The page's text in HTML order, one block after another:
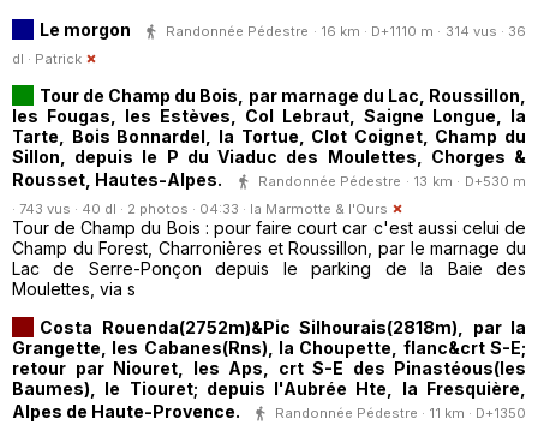
Le morgon
Randonnée Pédestre · 16 km · D+1110 m · 314 vus · 36
dl · Patrick
Tour de Champ du Bois, par marnage du Lac, Roussillon,
les Fougas, les Estèves, Col Lebraut, Saigne Longue, la
Tarte, Bois Bonnardel, la Tortue, Clot Coignet, Champ du
Sillon, depuis le P du Viaduc des Moulettes, Chorges &
Rousset, Hautes-Alpes.
Randonnée Pédestre · 13 km · D+530 m
· 743 vus · 40 dl · 2 photos · 04:33 · la Marmotte & l'Ours
Tour de Champ du Bois : pour faire court car c'est aussi celui de
Champ du Forest, Charronières et Roussillon, par le marnage du
Lac de Serre-Ponçon depuis le parking de la Baie des
Moulettes, via s
Costa Rouenda(2752m)&Pic Silhourais(2818m), par la
Grangette, les Cabanes(Rns), la Choupette, flanc&crt S-E;
retour par Niouret, les Aps, crt S-E des Pinastéous(les
Baumes), le Tiouret; depuis l'Aubrée Hte, la Fresquière,
Alpes de Haute-Provence.
Randonnée Pédestre · 11 km · D+1350